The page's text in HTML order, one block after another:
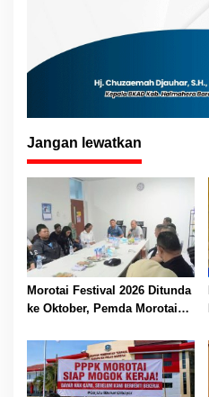
Jangan lewatkan
Morotai Festival 2026 Ditunda
ke Oktober, Pemda Morotai
Wisatawan